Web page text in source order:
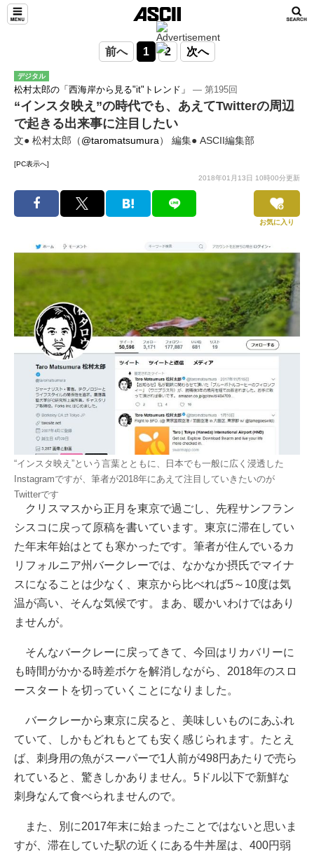
前へ 1 2 次へ
デジタル
松村太郎の「西海岸から見る"it"トレンド」 ― 第195回
“インスタ映え”の時代でも、あえてTwitterの周辺
で起きる出来事に注目したい
文● 松村太郎（@taromatsumura） 編集● ASCII編集部
[PC表示へ]
2018年01月13日 10時00分更新
お気に入り
“インスタ映え”という言葉とともに、日本でも一般に広く浸透した
Instagramですが、筆者が2018年にあえて注目していきたいのが
Twitterです
クリスマスから正月を東京で過ごし、先程サンフラン
シスコに戻って原稿を書いています。東京に滞在してい
た年末年始はとても寒かったです。筆者が住んでいるカ
リフォルニア州バークレーでは、なかなか摂氏でマイナ
スになることは少なく、東京から比べれば5～10度は気
温が高い、そんな気候です。まあ、暖かいわけではあり
ませんが。
そんなバークレーに戻ってきて、今回はリカバリーに
も時間がかかる時差ボケを解消しながら、2018年のスロ
ースタートを切っていくことになりました。
バークレーから東京に戻ると、美味しいものにあふれ
ていて、しかもどれもとても安く感じられます。たとえ
ば、刺身用の魚がスーパーで1人前が498円あたりで売ら
れていると、驚きしかありません。5ドル以下で新鮮な
刺身なんて食べられませんので。
また、別に2017年末に始まったことではないと思いま
すが、滞在していた駅の近くにある牛丼屋は、400円弱